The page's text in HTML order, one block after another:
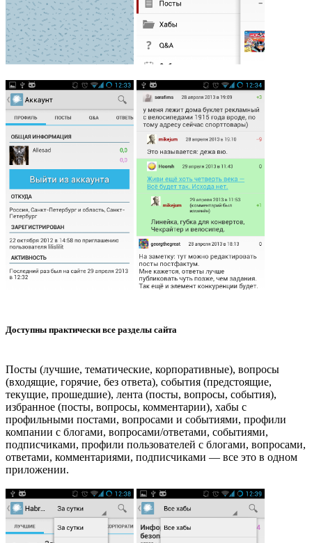
Доступны практически все разделы сайта
Посты (лучшие, тематические, корпоративные), вопросы
(входящие, горячие, без ответа), события (предстоящие,
текущие, прошедшие), лента (посты, вопросы, события),
избранное (посты, вопросы, комментарии), хабы с
профильными постами, вопросами и событиями, профили
компании с блогами, вопросами/ответами, событиями,
подписчиками, профили пользователей с блогами, вопросами,
ответами, комментариями, подписчиками — все это в одном
приложении.